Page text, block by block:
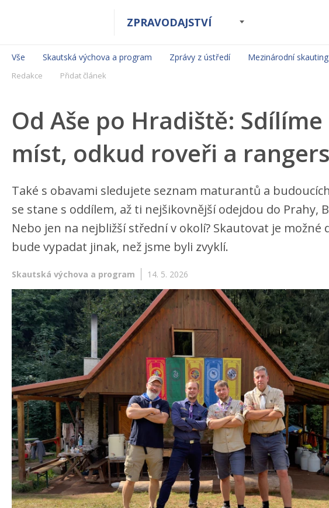
ZPRAVODAJSTVÍ
Vše Skautská výchova a program Zprávy z ústředí Mezinárodní skauting
Redakce Přidat článek
Od Aše po Hradiště:
míst, odkud roveři a
Také s obavami sledujete seznam maturantů a
se stane s oddílem, až ti nejšikovnější odejdou do Prahy,
Nebo jen na nejbližší střední v okolí? Skautovat je možné
bude vypadat jinak, než jsme byli zvyklí.
Skautská výchova a program 14. 5. 2026